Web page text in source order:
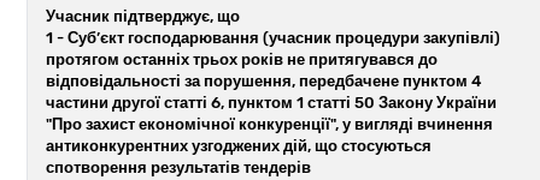
Учасник підтверджує, що
1 - Суб’єкт господарювання (учасник процедури закупівлі)
протягом останніх трьох років не притягувався до
відповідальності за порушення, передбачене пунктом 4
частини другої статті 6, пунктом 1 статті 50 Закону України
"Про захист економічної конкуренції", у вигляді вчинення
антиконкурентних узгоджених дій, що стосуються
спотворення результатів тендерів